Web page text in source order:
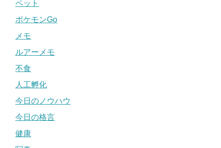
ペット
ポケモンGo
メモ
ルアーメモ
不食
人工孵化
今日のノウハウ
今日の格言
健康